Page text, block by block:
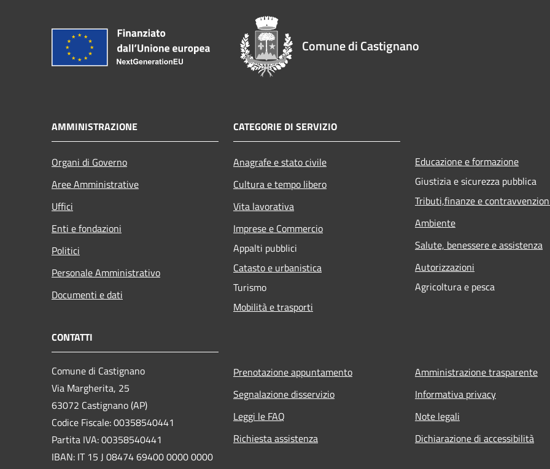
Comune di Castignano
AMMINISTRAZIONE
Organi di Governo
Aree Amministrative
Uffici
Enti e fondazioni
Politici
Personale Amministrativo
Documenti e dati
CATEGORIE DI SERVIZIO
Anagrafe e stato civile
Cultura e tempo libero
Vita lavorativa
Imprese e Commercio
Appalti pubblici
Catasto e urbanistica
Turismo
Mobilità e trasporti
Educazione e formazione
Giustizia e sicurezza pubblica
Tributi,finanze e
Ambiente
Salute, benessere e assistenza
Autorizzazioni
Agricoltura e pesca
CONTATTI
Comune di Castignano
Via Margherita, 25
63072 Castignano (AP)
Codice Fiscale: 00358540441
Partita IVA: 00358540441
IBAN: IT 15 J 08474 69400 0000 0000
Prenotazione appuntamento
Segnalazione disservizio
Leggi le FAQ
Richiesta assistenza
Amministrazione trasparente
Informativa privacy
Note legali
Dichiarazione di accessibilità